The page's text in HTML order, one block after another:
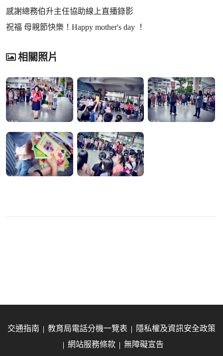
感謝總務伯升主任協助線上直播錄影
祝福 母親節快樂！Happy mother's day ！
相關照片
交通指南 教育局電話分機一覽表
隱私權及資訊安全政策
網站服務條款
無障礙宣告